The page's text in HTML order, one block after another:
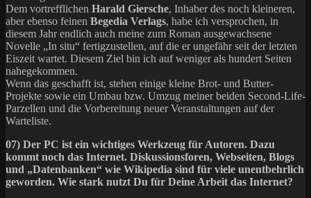
Dem vortrefflichen Harald Giersche, Inhaber des noch kleineren,
aber ebenso feinen Begedia Verlags, habe ich versprochen, in
diesem Jahr endlich auch meine zum Roman ausgewachsene
Novelle „In situ“ fertigzustellen, auf die er ungefähr seit der letzten
Eiszeit wartet. Diesem Ziel bin ich auf weniger als hundert Seiten
nahegekommen.
Wenn das geschafft ist, stehen einige kleine Brot- und Butter-
Projekte sowie ein Umbau bzw. Umzug meiner beiden Second-Life-
Parzellen und die Vorbereitung neuer Veranstaltungen auf der
Warteliste.
07) Der PC ist ein wichtiges Werkzeug für Autoren. Dazu
kommt noch das Internet. Diskussionsforen, Webseiten, Blogs
und „Datenbanken“ wie Wikipedia sind für viele unentbehrlich
geworden. Wie stark nutzt Du für Deine Arbeit das Internet?